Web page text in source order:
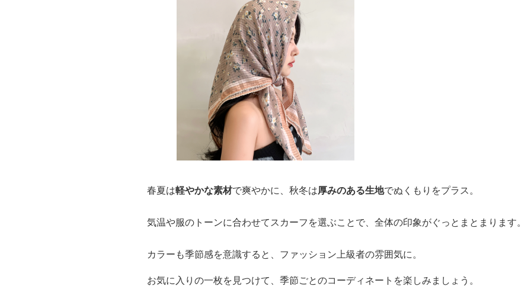
春夏は軽やかな素材で爽やかに、秋冬は厚みのある生地でぬくもりをプラス。
気温や服のトーンに合わせてスカーフを選ぶことで、全体の印象がぐっとまとまります。
カラーも季節感を意識すると、ファッション上級者の雰囲気に。
お気に入りの一枚を見つけて、季節ごとのコーディネートを楽しみましょう。